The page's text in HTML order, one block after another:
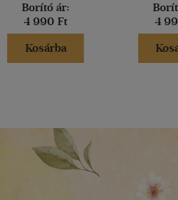
Borító ár:
4 990 Ft
Kosárba
4